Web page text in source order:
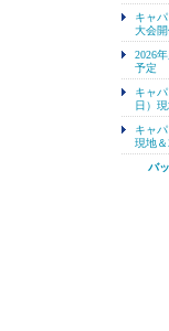
キャ
大会
2026
予定
キャ
日）
キャ
現地
バ